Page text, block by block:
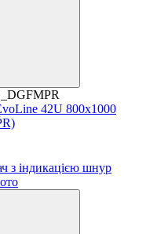
42U 800x1000